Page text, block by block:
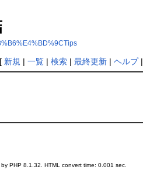
新規 | 一覧| 検索| 最終更新| ヘルプ|
PHP 8.1.32. HTML convert time: 0.001 sec.